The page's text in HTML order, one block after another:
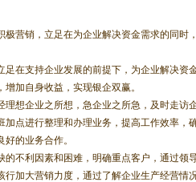
营销，立足在为企业解决资金需求的同时
支持企业发展的前提下，为企业解决资
加自身收益，实现银企双赢。
想企业之所想，急企业之所急，及时走访
点进行整理和办理业务，提高工作效率，
的业务合作。
不利因素和困难，明确重点客户，通过领
加大营销力度，通过了解企业生产经营情